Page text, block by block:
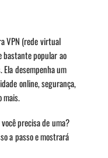
VPN (rede virtual
popular ao
desempenha um
online, segurança,
mais.
precisa de uma?
a passo e mostrará